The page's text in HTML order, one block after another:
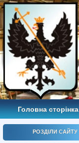
Головна сторінка
РОЗДІЛИ САЙТУ